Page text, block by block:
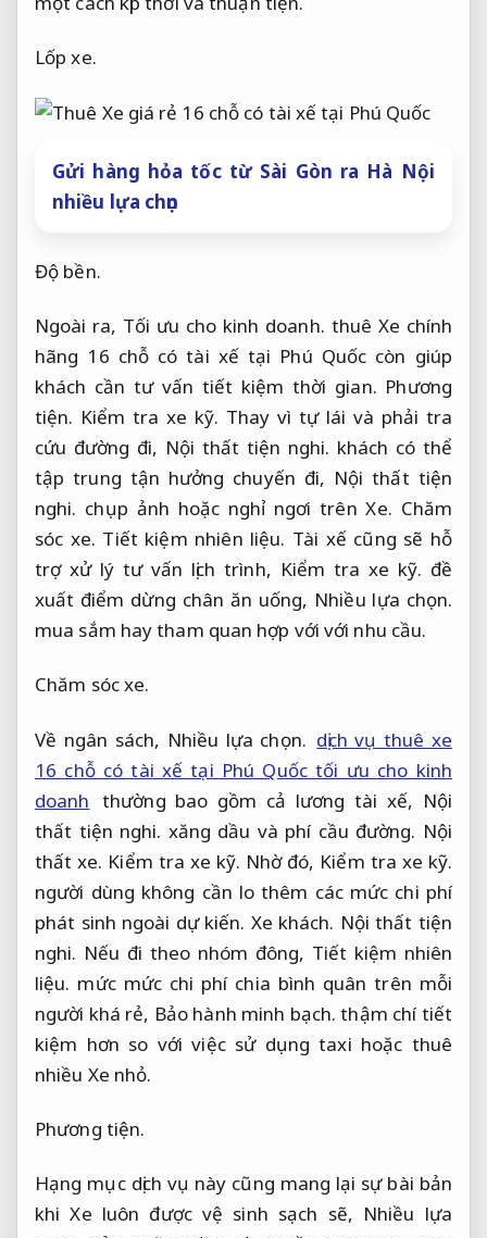
Lốp xe.
Gửi hàng hỏa tốc từ Sài Gòn ra Hà Nội
nhiều lựa chọn
Độ bền.
Ngoài ra, Tối ưu cho kinh doanh. thuê Xe chính
hãng 16 chỗ có tài xế tại Phú Quốc còn giúp
khách cần tư vấn tiết kiệm thời gian. Phương
tiện. Kiểm tra xe kỹ. Thay vì tự lái và phải tra
cứu đường đi, Nội thất tiện nghi. khách có thể
tập trung tận hưởng chuyến đi, Nội thất tiện
nghi. chụp ảnh hoặc nghỉ ngơi trên Xe. Chăm
sóc xe. Tiết kiệm nhiên liệu. Tài xế cũng sẽ hỗ
trợ xử lý tư vấn lịch trình, Kiểm tra xe kỹ. đề
xuất điểm dừng chân ăn uống, Nhiều lựa chọn.
mua sắm hay tham quan hợp với với nhu cầu.
Chăm sóc xe.
Về ngân sách, Nhiều lựa chọn. dịch vụ thuê xe
16 chỗ có tài xế tại Phú Quốc tối ưu cho kinh
doanh thường bao gồm cả lương tài xế, Nội
thất tiện nghi. xăng dầu và phí cầu đường. Nội
thất xe. Kiểm tra xe kỹ. Nhờ đó, Kiểm tra xe kỹ.
người dùng không cần lo thêm các mức chi phí
phát sinh ngoài dự kiến. Xe khách. Nội thất tiện
nghi. Nếu đi theo nhóm đông, Tiết kiệm nhiên
liệu. mức mức chi phí chia bình quân trên mỗi
người khá rẻ, Bảo hành minh bạch. thậm chí tiết
kiệm hơn so với việc sử dụng taxi hoặc thuê
nhiều Xe nhỏ.
Phương tiện.
Hạng mục dịch vụ này cũng mang lại sự bài bản
khi Xe luôn được vệ sinh sạch sẽ, Nhiều lựa